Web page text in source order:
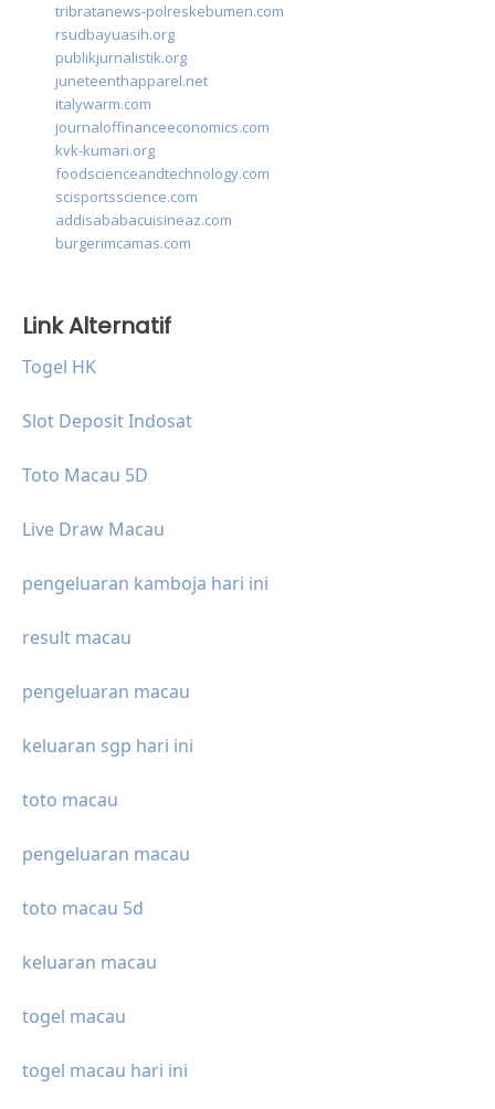
tribratanews-polreskebumen.com
rsudbayuasih.org
publikjurnalistik.org
juneteenthapparel.net
italywarm.com
journaloffinanceeconomics.com
kvk-kumari.org
foodscienceandtechnology.com
scisportsscience.com
addisababacuisineaz.com
burgerimcamas.com
Link Alternatif
Togel HK
Slot Deposit Indosat
Toto Macau 5D
Live Draw Macau
pengeluaran kamboja hari ini
result macau
pengeluaran macau
keluaran sgp hari ini
toto macau
pengeluaran macau
toto macau 5d
keluaran macau
togel macau
togel macau hari ini